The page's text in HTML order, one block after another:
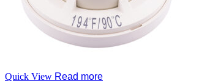
Quick View Read more